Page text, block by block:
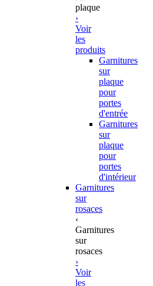
plaque
›
Voir
les
produits
Garnitures
sur
plaque
pour
portes
d'entrée
Garnitures
sur
plaque
pour
portes
d'intérieur
Garnitures
sur
rosaces
‹
Garnitures
sur
rosaces
›
Voir
les